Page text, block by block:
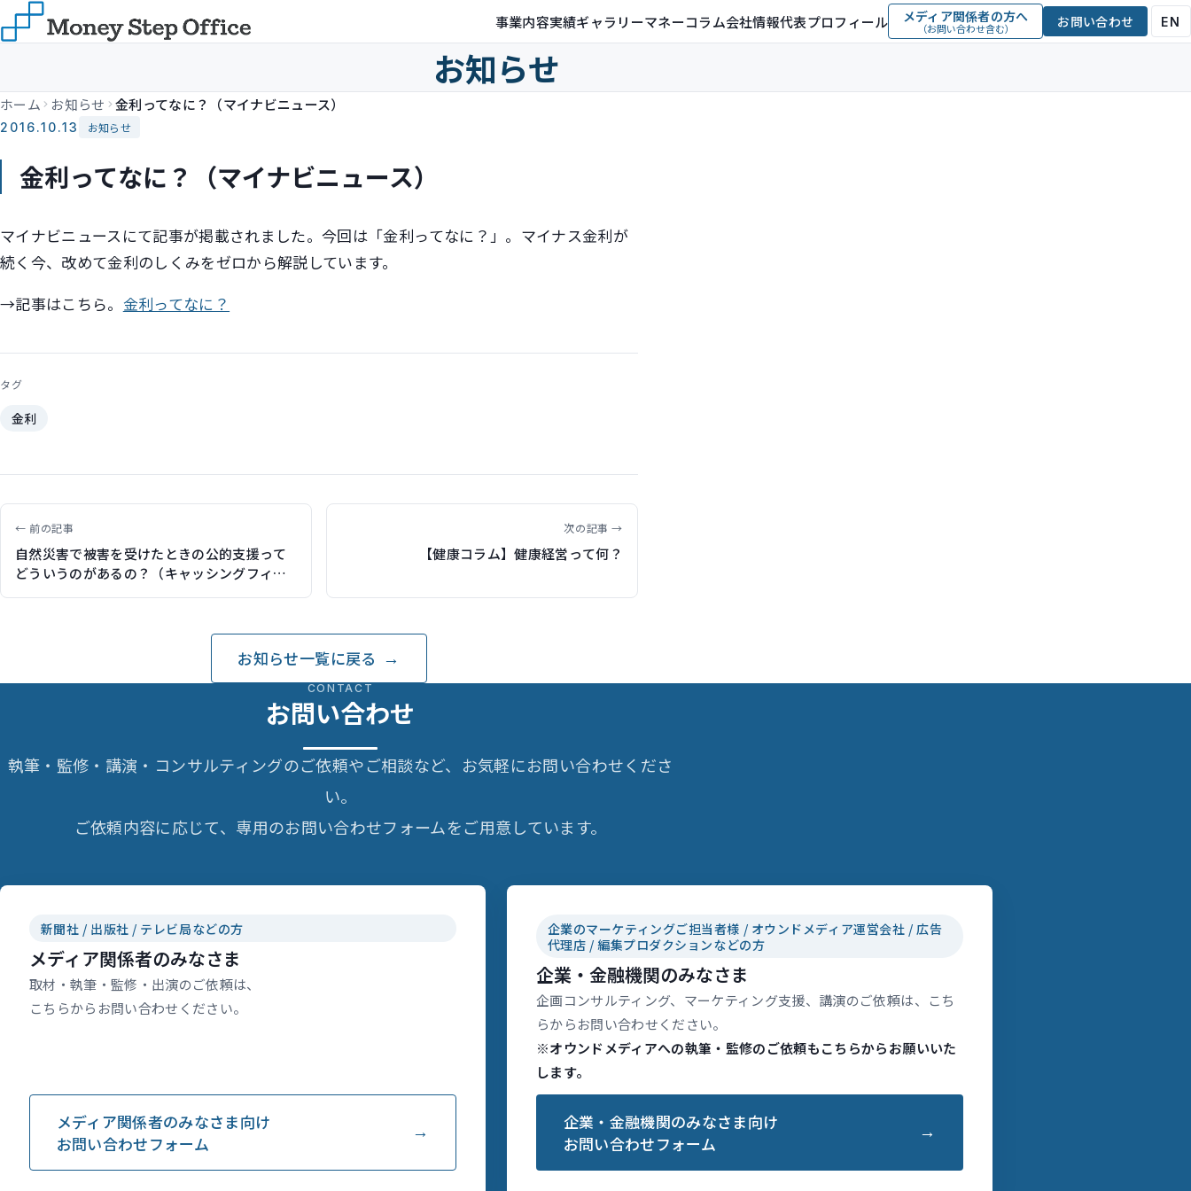
事業内容実績ギャラリーマネーコラム会社情報代表プロフィール メディア関係者の方へ
（お問い合わせ含む） お問い合わせ EN
お知らせ
ホーム お知らせ 金利ってなに？（マイナビニュース）
2016.10.13 お知らせ
金利ってなに？（マイナビニュース）
マイナビニュースにて記事が掲載されました。今回は「金利ってなに？」。マイナス金利が
続く今、改めて金利のしくみをゼロから解説しています。
→記事はこちら。 金利ってなに？
タグ
金利
← 前の記事
自然災害で被害を受けたときの公的支援って
どういうのがあるの？（キャッシングフィー
ルド）
次の記事 →
【健康コラム】健康経営って何？
お知らせ一覧に戻る
CONTACT
お問い合わせ
執筆・監修・講演・コンサルティングのご依頼やご相談など、お気軽にお問い合わせくださ
い。
ご依頼内容に応じて、専用のお問い合わせフォームをご用意しています。
新聞社 / 出版社 / テレビ局などの方
メディア関係者のみなさま
取材・執筆・監修・出演のご依頼は、
こちらからお問い合わせください。
メディア関係者のみなさま向け
お問い合わせフォーム
企業のマーケティングご担当者様 / オウンドメディア運営会社 / 広告
代理店 / 編集プロダクションなどの方
企業・金融機関のみなさま
企画コンサルティング、マーケティング支援、講演のご依頼は、こち
らからお問い合わせください。
※オウンドメディアへの執筆・監修のご依頼もこちらからお願いいた
します。
企業・金融機関のみなさま向け
お問い合わせフォーム